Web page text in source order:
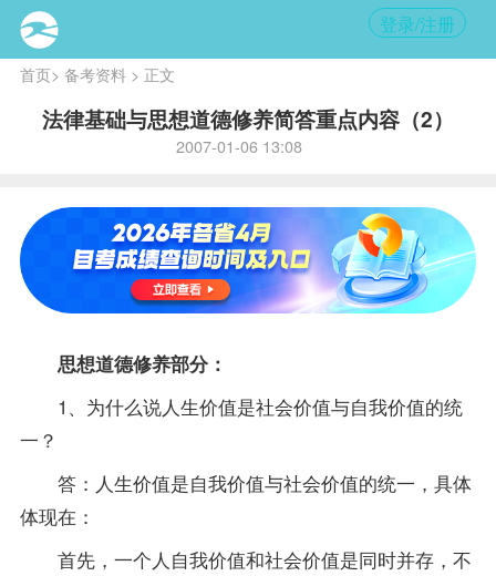
登录/注册
首页> 备考资料> 正文
法律基础与思想道德修养简答重点内容（2）
2007-01-06 13:08
思想道德修养部分：
1、为什么说人生价值是社会价值与自我价值的统
一？
答：人生价值是自我价值与社会价值的统一，具体
体现在：
首先，一个人自我价值和社会价值是同时并存，不